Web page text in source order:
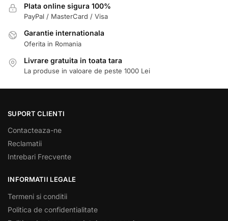
Plata online sigura 100%
PayPal / MasterCard / Visa
Garantie internationala
Oferita in Romania
Livrare gratuita in toata tara
La produse in valoare de peste 1000 Lei
SUPORT CLIENTI
Contacteaza-ne
Reclamatii
Intrebari Frecvente
INFORMATII LEGALE
Termeni si conditii
Politica de confidentialitate